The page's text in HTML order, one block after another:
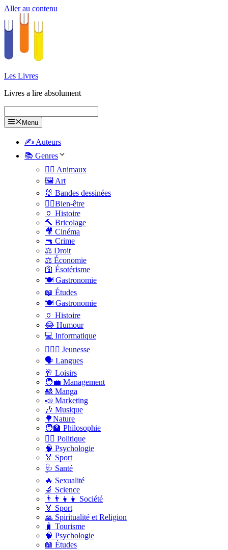
Aller au contenu
Les Livres
Livres a lire absolument
Menu
✍️ Auteurs
📚 Genres
🐕‍🦺 Animaux
🖼️ Art
🐰 Bandes dessinées
🧑‍⚕️Bien-être
🏺 Histoire
🔨 Bricolage
🎥 Cinéma
🔫 Crime
⚖️ Droit
⚖️ Économie
🛐 Ésotérisme
🍽️ Gastronomie
📖 Études
🍽️ Gastronomie
🏺 Histoire
😂 Humour
💻 Informatique
🤸🏽‍♀️ Jeunesse
🗣 Langues
🥂 Loisirs
🧑‍💼 Management
🎎 Manga
📣 Marketing
🎶 Musique
🌳Nature
🧑‍🏫 Philosophie
👨‍⚖️ Politique
🧠 Psychologie
🏅 Sport
🩺 Santé
🔥 Sexualité
🔬 Science
👨‍👨‍👧‍👧 Société
🏅 Sport
🙏 Spiritualité et Religion
🧳 Tourisme
🧠 Psychologie
📖 Études